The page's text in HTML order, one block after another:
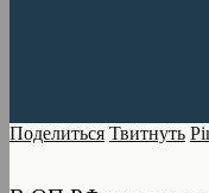
Поделиться Твитнуть